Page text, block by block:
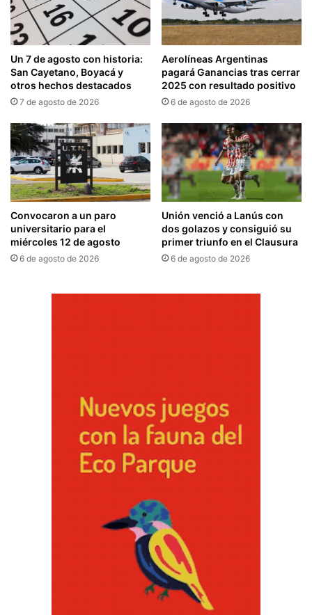
Un 7 de agosto con historia:
San Cayetano, Boyacá y
otros hechos destacados
7 de agosto de 2026
Aerolíneas Argentinas
pagará Ganancias tras cerrar
2025 con resultado positivo
6 de agosto de 2026
Convocaron a un paro
universitario para el
miércoles 12 de agosto
6 de agosto de 2026
Unión venció a Lanús con
dos golazos y consiguió su
primer triunfo en el Clausura
6 de agosto de 2026